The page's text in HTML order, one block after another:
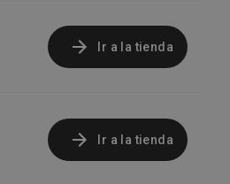
Ir a la tienda
Ir a la tienda